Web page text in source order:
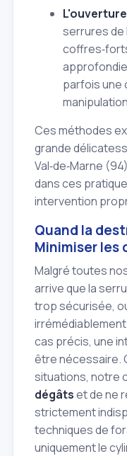
serrures de
parfois une
Ces méthodes
grande
Val‑de‑Marne
dans ces
intervention
Quand la
Minimiser les
Malgré toutes
arrive que la
trop sécurisée,
cas précis, une
être nécessaire.
situations, notre
dégâtset de ne
strictement
techniques de
uniquement le